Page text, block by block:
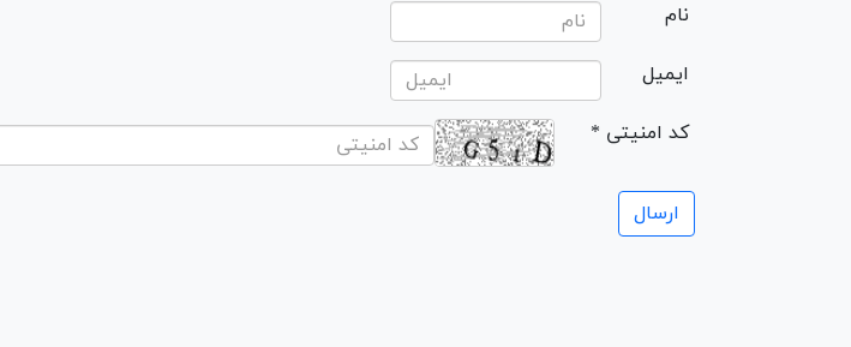
نام
ایمیل
* کد امنیتی